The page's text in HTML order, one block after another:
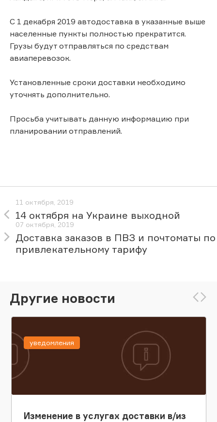
С 1 декабря 2019 автодоставка в указанные выше
населенные пункты полностью прекратится.
Грузы будут отправляться по средствам
авиаперевозок.
Установленные сроки доставки необходимо
уточнять дополнительно.
Просьба учитывать данную информацию при
планировании отправлений.
11 октября, 2019
14 октября на Украине выходной
07 октября, 2019
Доставка заказов в ПВЗ и почтоматы по
привлекательному тарифу
Другие новости
Изменение в услугах доставки в/из
уведомления